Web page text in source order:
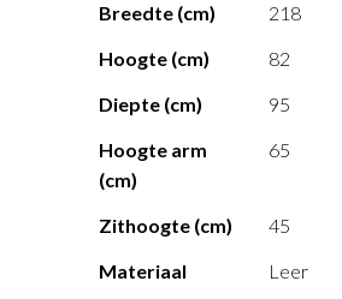
Breedte (cm)
218
Hoogte (cm)
82
Diepte (cm)
95
Hoogte arm
(cm)
65
Zithoogte (cm)
45
Materiaal
Leer